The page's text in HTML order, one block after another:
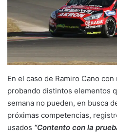
En el caso de Ramiro Cano
probando distintos elementos
semana no pueden, en busca
próximas competencias,
usados “Contento con la